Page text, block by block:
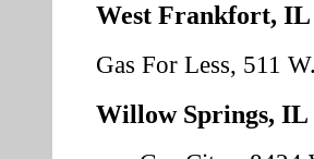
West Frankfort, IL
Gas For Less, 511
Willow Springs, IL